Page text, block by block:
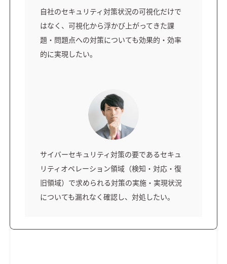
自社のセキュリティ対策状況の可視化だけで
はなく、可視化から浮かび上がってきた課
題・問題点への対策についても効果的・効率
的に実現したい。
サイバーセキュリティ対策の要であるセキュ
リティオペレーション領域（検知・対応・復
旧領域）で求められる対策の実施・実現状況
についても漏れなく確認し、対処したい。